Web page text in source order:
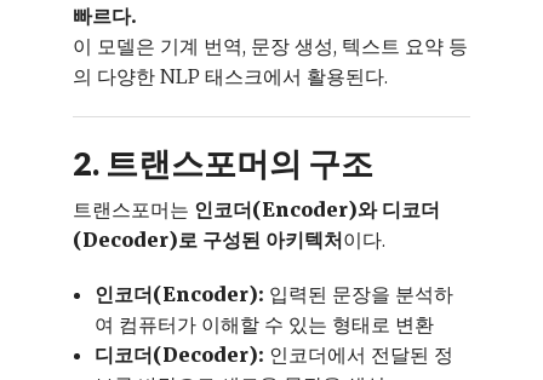
빠르다.
이 모델은 기계 번역, 문장 생성, 텍스트 요약 등
의 다양한 NLP 태스크에서 활용된다.
2. 트랜스포머의 구조
트랜스포머는 인코더(Encoder)와 디코더
(Decoder)로 구성된 아키텍처이다.
인코더(Encoder): 입력된 문장을 분석하
여 컴퓨터가 이해할 수 있는 형태로 변환
디코더(Decoder): 인코더에서 전달된 정